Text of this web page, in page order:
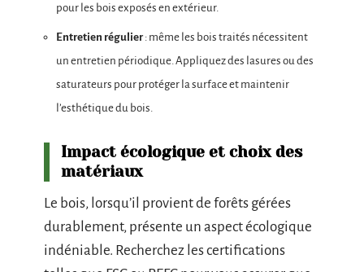
pour les bois exposés en extérieur.
Entretien régulier: même les bois traités nécessitent
un entretien périodique. Appliquez des lasures ou des
saturateurs pour protéger la surface et maintenir
l’esthétique du bois.
Impact écologique et choix des
matériaux
Le bois, lorsqu’il provient de forêts gérées
durablement, présente un aspect écologique
indéniable. Recherchez les certifications